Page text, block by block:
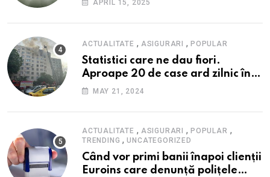
APRIL 15, 2025
ACTUALITATE , ASIGURARI ,POPULAR
Statistici care ne dau fiori.
Aproape 20 de case ard zilnic în
România, iar pagubele au
nici 40 de lei pe lună
MAY 21, 2024
ACTUALITATE , ASIGURARI ,POPULAR ,
TRENDING ,UNCATEGORIZED
Când vor primi banii înapoi clienții
Euroins care denunță polițele